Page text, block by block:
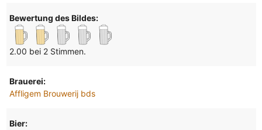
Bewertung des Bildes:
2.00 bei 2 Stimmen.
Brauerei:
Affligem Brouwerij bds
Bier: